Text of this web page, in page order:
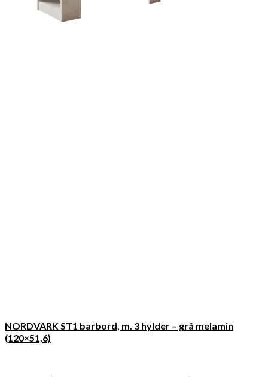
NORDVÄRK ST1 barbord, m. 3 hylder – grå melamin
(120×51,6)